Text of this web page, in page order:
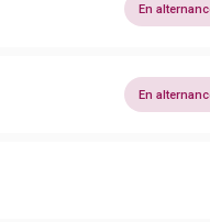
En
En